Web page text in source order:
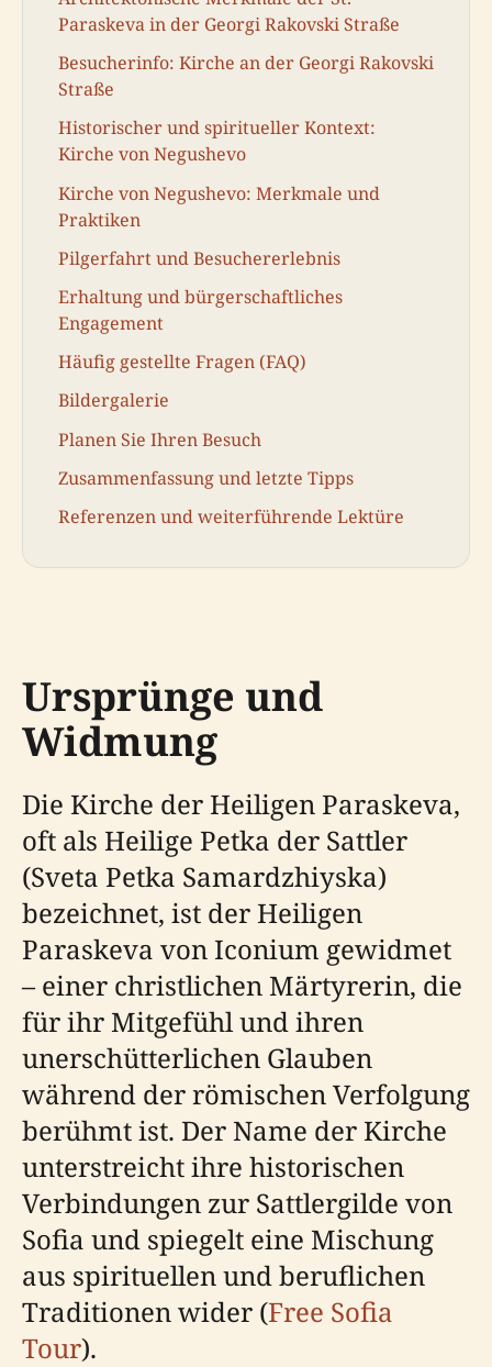
Paraskeva in der Georgi Rakovski Straße
Besucherinfo: Kirche an der Georgi Rakovski
Straße
Historischer und spiritueller Kontext:
Kirche von Negushevo
Kirche von Negushevo: Merkmale und
Praktiken
Pilgerfahrt und Besuchererlebnis
Erhaltung und bürgerschaftliches
Engagement
Häufig gestellte Fragen (FAQ)
Bildergalerie
Planen Sie Ihren Besuch
Zusammenfassung und letzte Tipps
Referenzen und weiterführende Lektüre
Ursprünge und
Widmung
Die Kirche der Heiligen Paraskeva,
oft als Heilige Petka der Sattler
(Sveta Petka Samardzhiyska)
bezeichnet, ist der Heiligen
Paraskeva von Iconium gewidmet
– einer christlichen Märtyrerin, die
für ihr Mitgefühl und ihren
unerschütterlichen Glauben
während der römischen Verfolgung
berühmt ist. Der Name der Kirche
unterstreicht ihre historischen
Verbindungen zur Sattlergilde von
Sofia und spiegelt eine Mischung
aus spirituellen und beruflichen
Traditionen wider (Free Sofia
Tour).